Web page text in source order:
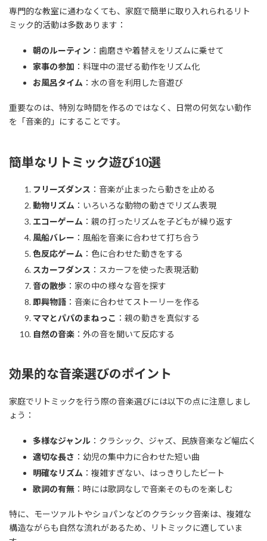
専門的な教室に通わなくても、家庭で簡単に取り入れられるリト
ミック的活動は多数あります：
朝のルーティン ：歯磨きや着替えをリズムに乗せて
家事の参加 ：料理中の混ぜる動作をリズム化
お風呂タイム ：水の音を利用した音遊び
重要なのは、特別な時間を作るのではなく、日常の何気ない動作
を「音楽的」にすることです。
簡単なリトミック遊び10選
フリーズダンス ：音楽が止まったら動きを止める
動物リズム ：いろいろな動物の動きでリズム表現
エコーゲーム ：親の打ったリズムを子どもが繰り返す
風船バレー ：風船を音楽に合わせて打ち合う
色反応ゲーム ：色に合わせた動きをする
スカーフダンス ：スカーフを使った表現活動
音の散歩 ：家の中の様々な音を探す
即興物語 ：音楽に合わせてストーリーを作る
ママとパパのまねっこ ：親の動きを真似する
自然の音楽 ：外の音を聞いて反応する
効果的な音楽選びのポイント
家庭でリトミックを行う際の音楽選びには以下の点に注意しまし
ょう：
多様なジャンル ：クラシック、ジャズ、民族音楽など幅広く
適切な長さ ：幼児の集中力に合わせた短い曲
明確なリズム ：複雑すぎない、はっきりしたビート
歌詞の有無 ：時には歌詞なしで音楽そのものを楽しむ
特に、モーツァルトやショパンなどのクラシック音楽は、複雑な
構造ながらも自然な流れがあるため、リトミックに適していま